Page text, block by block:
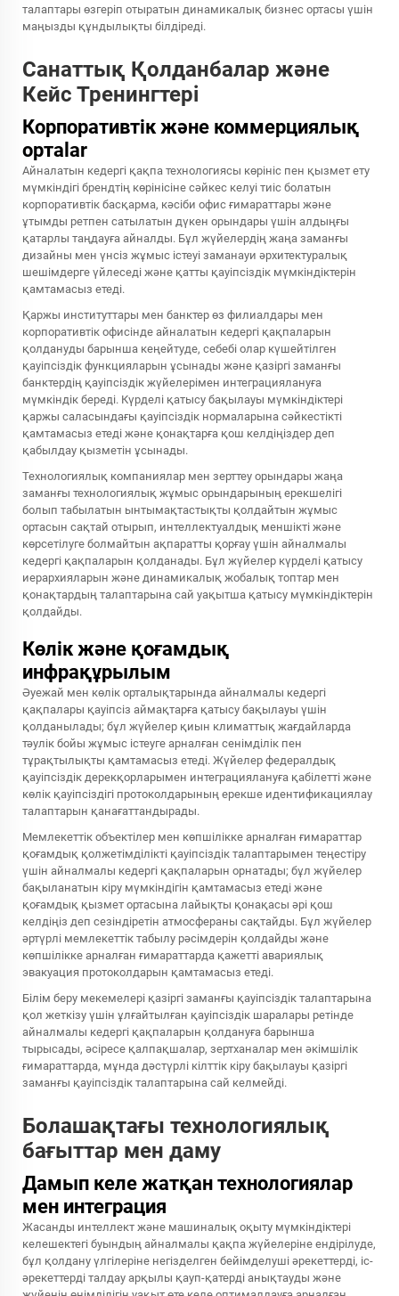
талаптары өзгеріп отыратын динамикалық бизнес ортасы үшін
маңызды құндылықты білдіреді.
Санаттық Қолданбалар және
Кейс Тренингтері
Корпоративтік және коммерциялық
ортalar
Айналатын кедергі қақпа технологиясы көрініс пен қызмет ету
мүмкіндігі брендтің көрінісіне сәйкес келуі тиіс болатын
корпоративтік басқарма, кәсіби офис ғимараттары және
ұтымды ретпен сатылатын дүкен орындары үшін алдыңғы
қатарлы таңдауға айналды. Бұл жүйелердің жаңа заманғы
дизайны мен үнсіз жұмыс істеуі заманауи әрхитектуралық
шешімдерге үйлеседі және қатты қауіпсіздік мүмкіндіктерін
қамтамасыз етеді.
Қаржы институттары мен банктер өз филиалдары мен
корпоративтік офисінде айналатын кедергі қақпаларын
қолдануды барынша кеңейтуде, себебі олар күшейтілген
қауіпсіздік функцияларын ұсынады және қазіргі заманғы
банктердің қауіпсіздік жүйелерімен интеграциялануға
мүмкіндік береді. Күрделі қатысу бақылауы мүмкіндіктері
қаржы саласындағы қауіпсіздік нормаларына сәйкестікті
қамтамасыз етеді және қонақтарға қош келдіңіздер деп
қабылдау қызметін ұсынады.
Технологиялық компаниялар мен зерттеу орындары жаңа
заманғы технологиялық жұмыс орындарының ерекшелігі
болып табылатын ынтымақтастықты қолдайтын жұмыс
ортасын сақтай отырып, интеллектуалдық меншікті және
көрсетілуге болмайтын ақпаратты қорғау үшін айналмалы
кедергі қақпаларын қолданады. Бұл жүйелер күрделі қатысу
иерархияларын және динамикалық жобалық топтар мен
қонақтардың талаптарына сай уақытша қатысу мүмкіндіктерін
қолдайды.
Көлік және қоғамдық
инфрақұрылым
Әуежай мен көлік орталықтарында айналмалы кедергі
қақпалары қауіпсіз аймақтарға қатысу бақылауы үшін
қолданылады; бұл жүйелер қиын климаттық жағдайларда
тәулік бойы жұмыс істеуге арналған сенімділік пен
тұрақтылықты қамтамасыз етеді. Жүйелер федералдық
қауіпсіздік дерекқорларымен интеграциялануға қабілетті және
көлік қауіпсіздігі протоколдарының ерекше идентификациялау
талаптарын қанағаттандырады.
Мемлекеттік объектілер мен көпшілікке арналған ғимараттар
қоғамдық қолжетімділікті қауіпсіздік талаптарымен теңестіру
үшін айналмалы кедергі қақпаларын орнатады; бұл жүйелер
бақыланатын кіру мүмкіндігін қамтамасыз етеді және
қоғамдық қызмет ортасына лайықты қонақасы әрі қош
келдіңіз деп сезіндіретін атмосфераны сақтайды. Бұл жүйелер
әртүрлі мемлекеттік табылу рәсімдерін қолдайды және
көпшілікке арналған ғимараттарда қажетті авариялық
эвакуация протоколдарын қамтамасыз етеді.
Білім беру мекемелері қазіргі заманғы қауіпсіздік талаптарына
қол жеткізу үшін ұлғайтылған қауіпсіздік шаралары ретінде
айналмалы кедергі қақпаларын қолдануға барынша
тырысады, әсіресе қалпақшалар, зертханалар мен әкімшілік
ғимараттарда, мұнда дәстүрлі кілттік кіру бақылауы қазіргі
заманғы қауіпсіздік талаптарына сай келмейді.
Болашақтағы технологиялық
бағыттар мен даму
Дамып келе жатқан технологиялар
мен интеграция
Жасанды интеллект және машиналық оқыту мүмкіндіктері
келешектегі буындың айналмалы қақпа жүйелеріне ендірілуде,
бұл қолдану үлгілеріне негізделген бейімделуші әрекеттерді, іс-
әрекеттерді талдау арқылы қауп-қатерді анықтауды және